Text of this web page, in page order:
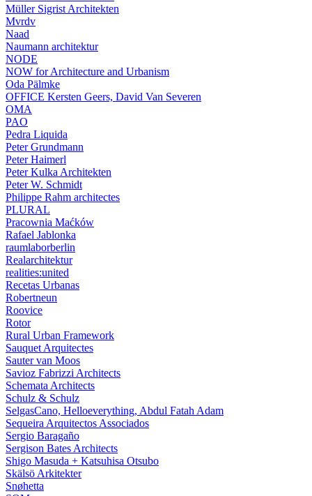
Müller Sigrist Architekten
Mvrdv
Naad
Naumann architektur
NODE
NOW for Architecture and Urbanism
Oda Pälmke
OFFICE Kersten Geers, David Van Severen
OMA
PAO
Pedra Liquida
Peter Grundmann
Peter Haimerl
Peter Kulka Architekten
Peter W. Schmidt
Philippe Rahm architectes
PLURAL
Pracownia Maćków
Rafael Jablonka
raumlaborberlin
Realarchitektur
realities:united
Recetas Urbanas
Robertneun
Roovice
Rotor
Rural Urban Framework
Sauquet Arquitectes
Sauter van Moos
Savioz Fabrizzi Architects
Schemata Architects
Schulz & Schulz
SelgasCano, Helloeverything, Abdul Fatah Adam
Sequeira Arquitectos Associados
Sergio Baragaño
Sergison Bates Architects
Shigo Masuda + Katsuhisa Otsubo
Skälsö Arkitekter
Snøhetta